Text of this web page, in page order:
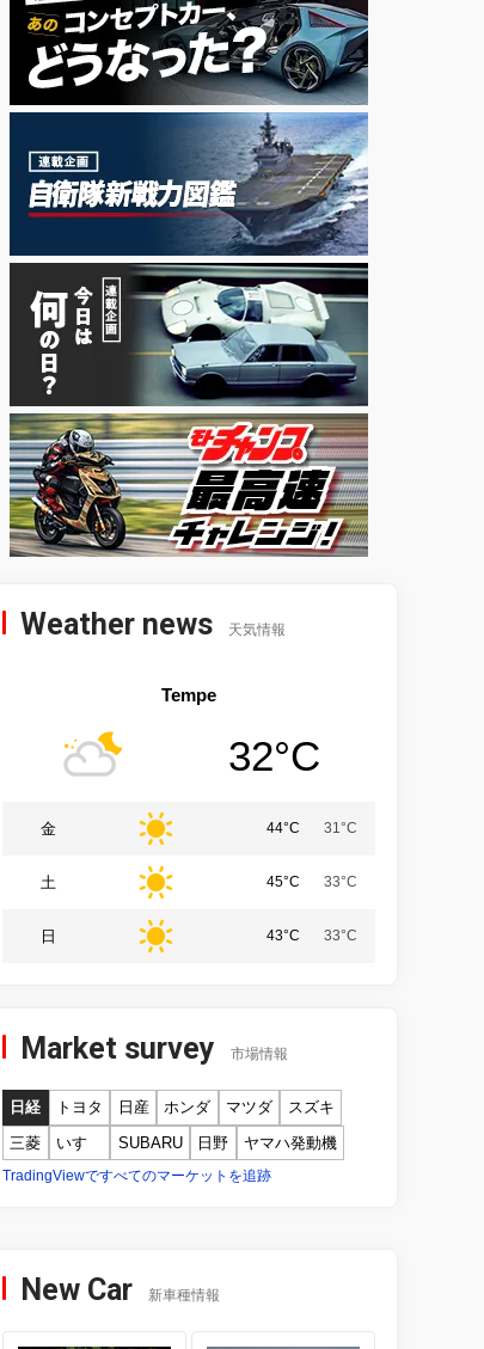
Weather news 天気情報
Tempe
32°C
金 44°C 31°C
土 45°C 33°C
日 43°C 33°C
Market survey 市場情報
日経 トヨタ 日産 ホンダ マツダ
スズキ
三菱
いすゞ SUBARU 日野 ヤマハ発動機
TradingViewですべてのマーケットを追跡
New Car 新車種情報